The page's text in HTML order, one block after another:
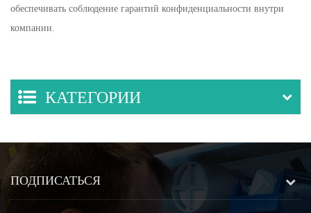
обеспечивать соблюдение гарантий конфиденциальности внутри
компании.
КАТЕГОРИИ
ПОДПИСАТЬСЯ